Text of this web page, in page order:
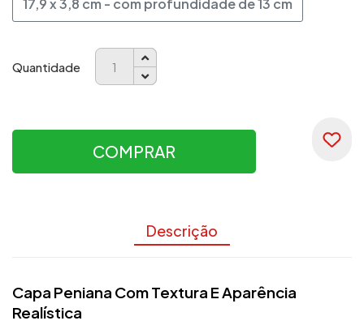
Quantidade
COMPRAR
Descrição
Capa Peniana Com Textura E Aparência
Realística